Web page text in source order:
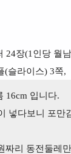
24장(1인당 월
(슬라이스) 3쪽,
16cm 입니다.
넣다보니 포만
짜리 동전둘레